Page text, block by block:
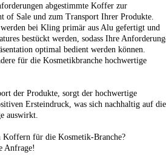
abgestimmte Koffer zur
of Sale und zum Transport Ihrer Produkte.
bei Kling primär aus Alu gefertigt und
bestückt werden, sodass Ihre
optimal bedient werden können.
für die Kosmetikbranche hochwertige
der Produkte, sorgt der hochwertige
Ersteindruck, was sich nachhaltig auf die
auswirkt.
Koffern für die Kosmetik-Branche?
Anfrage!